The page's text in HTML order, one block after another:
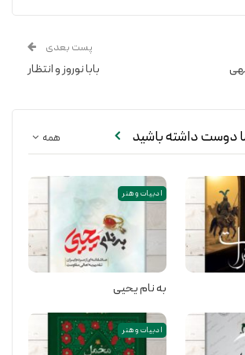
پست بعدی
بابا نوروز و انتظار
همه داشته باشید
ادبیات و هنر
به نام یحیی
ادبیات و هنر